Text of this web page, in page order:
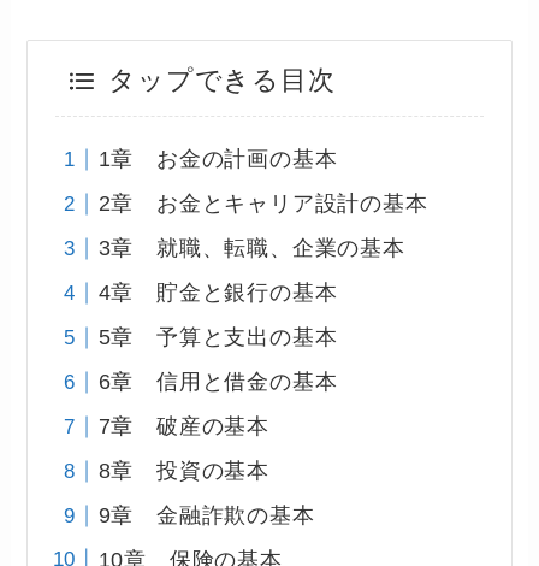
タップできる目次
1章 お金の計画の基本
2章 お金とキャリア設計の基本
3章 就職、転職、企業の基本
4章 貯金と銀行の基本
5章 予算と支出の基本
6章 信用と借金の基本
7章 破産の基本
8章 投資の基本
9章 金融詐欺の基本
10章 保険の基本